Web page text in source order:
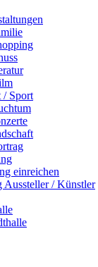
/ Sport
einreichen
Aussteller / Künstler